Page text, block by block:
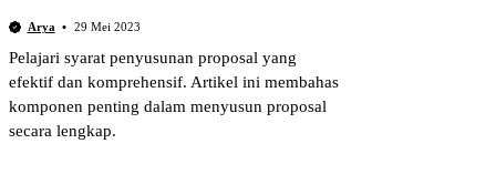
Arya 29 Mei 2023
Pelajari syarat penyusunan proposal yang
efektif dan komprehensif. Artikel ini membahas
komponen penting dalam menyusun proposal
secara lengkap.